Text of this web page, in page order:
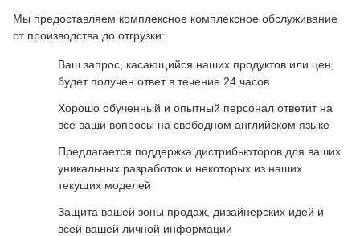
Мы предоставляем комплексное комплексное обслуживание
от производства до отгрузки:
Ваш запрос, касающийся наших продуктов или цен,
будет получен ответ в течение 24 часов
Хорошо обученный и опытный персонал ответит на
все ваши вопросы на свободном английском языке
Предлагается поддержка дистрибьюторов для ваших
уникальных разработок и некоторых из наших
текущих моделей
Защита вашей зоны продаж, дизайнерских идей и
всей вашей личной информации